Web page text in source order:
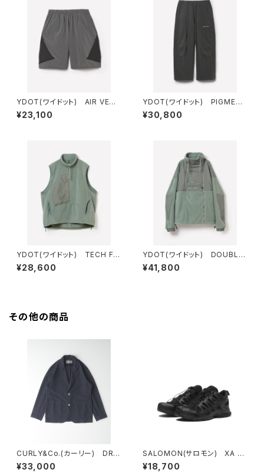
YDOT(ワイドット) AIR VENT
BUGGY SHORTS
¥23,100
YDOT(ワイドット) PIGMENT
DYE CIRCLE BUGGY PANTS
¥30,800
YDOT(ワイドット) TECH FL
EECE CIRCLE ANORAK VES
T
¥28,600
YDOT(ワイドット) DOUBLE
ZIP FLEECE JACKET
¥41,800
その他の商品
CURLY&Co.(カーリー) DRY
MESH JACKET
¥33,000
SALOMON(サロモン) XA P
RO 3D AMPHIB Black
¥18,700